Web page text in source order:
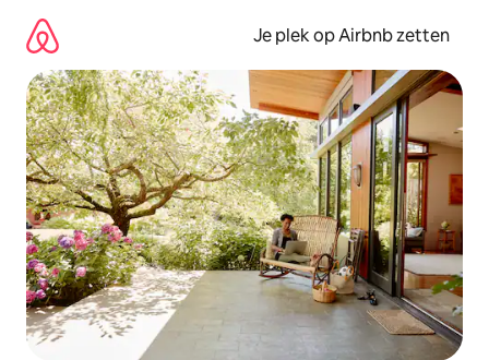
direct
naar
inhoud
Je plek op Airbnb zetten